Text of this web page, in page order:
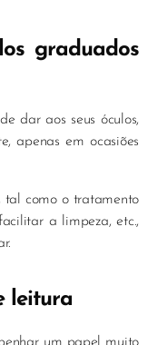
graduados
dar aos seus óculos,
apenas em ocasiões
tal como o tratamento
a limpeza, etc.,
leitura